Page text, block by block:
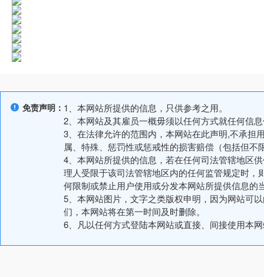
免责声明： 1、本网站所提供的信息，只供参考之用。
2、本网站及其雇员一概毋须以任何方式就任何信
3、在法律允许的范围内，本网站在此声明,不承担
属、特殊、惩罚性或惩戒性的损害赔偿（包括但
4、本网站所提供的信息，若在任何司法管辖地区
理人受限于该司法管辖地区内的任何监管规定时
何限制或禁止用户使用或分发本网站所提供信息的
5、本网站图片，文字之类版权申明，因为网站可
们，本网站将在第一时间及时删除。
6、凡以任何方式登陆本网站或直接、间接使用本